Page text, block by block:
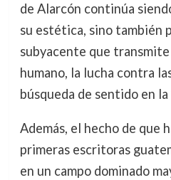
de Alarcón continúa
su estética, sino también
subyacente que
humano, la lucha contra
búsqueda de sentido en la
Además, el hecho de que
primeras escritoras
en un campo dominado